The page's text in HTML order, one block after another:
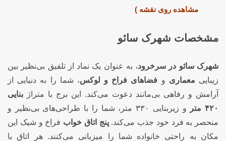
مشاهده روی نقشه )
مشخصات شهرک سائو
شهرک سائو در سرخرود، به عنوان یک نماد از تلفیق بی‌نظیر بین
زیبایی معماری و فضاهای فراخ و لوکس، شما را به دنیایی از
آرامش و رفاهی بی‌مانند دعوت می‌کند. این برج با متراژ بنایی
۴۲۰ متر
و زیربنایی ۳۳۰ متر، شما را با طراحی‌های بی‌نظیر و
منحصر به فرد خود جذب می‌کند.پنج اتاق خواب فراخ و شیک این
مکان به راحتی خانواده شما را میزبانی می‌کنند. هر اتاق با